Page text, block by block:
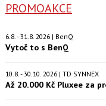
PROMOAKCE
6.8. - 31.8. 2026 | BenQ
Vytoč to s BenQ
10.8. - 30.10. 2026 | TD SYNNEX
Až 20.000 Kč Pluxee za